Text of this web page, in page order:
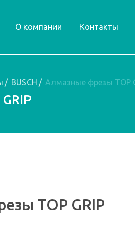
О компании Контакты
/ BUSCH / Алмазные фрезы TOP
TOP GRIP